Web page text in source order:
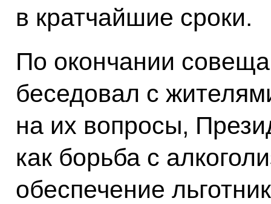
в кратчайшие сроки.
По окончании
беседовал с
на их вопросы,
как борьба с
обеспечение